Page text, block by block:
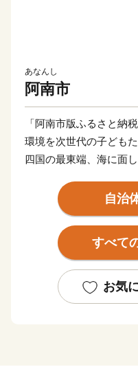
あなんし
阿南市
「阿南市版ふるさと納
環境を次世代の子ども
四国の最東端、海に面
に対して真摯に向き合
ていくことによって、
いく「阿南市オリジナ
返礼品を提供するのは
では、このESPA事業
起こしていきます！
自治
すべて
お気